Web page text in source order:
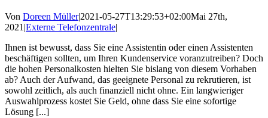
Von Doreen Müller|2021-05-27T13:29:53+02:00Mai 27th,
2021 |Externe Telefonzentrale|
Ihnen ist bewusst, dass Sie eine Assistentin oder einen Assistenten
beschäftigen sollten, um Ihren Kundenservice voranzutreiben? Doch
die hohen Personalkosten hielten Sie bislang von diesem Vorhaben
ab? Auch der Aufwand, das geeignete Personal zu rekrutieren, ist
sowohl zeitlich, als auch finanziell nicht ohne. Ein langwieriger
Auswahlprozess kostet Sie Geld, ohne dass Sie eine sofortige
Lösung [...]